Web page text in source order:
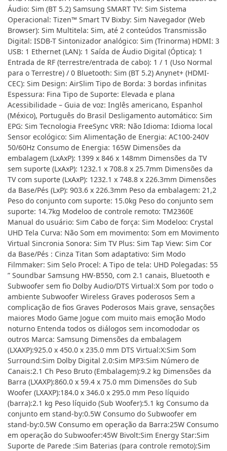
Áudio: Sim (BT 5.2) Samsung SMART TV: Sim Sistema
Operacional: Tizen™ Smart TV Bixby: Sim Navegador (Web
Browser): Sim Multitela: Sim, até 2 conteúdos Transmissão
Digital: ISDB-T Sintonizador analógico: Sim (Trinorma) HDMI: 3
USB: 1 Ethernet (LAN): 1 Saída de Áudio Digital (Óptica): 1
Entrada de RF (terrestre/entrada de cabo): 1 / 1 (Uso Normal
para o Terrestre) / 0 Bluetooth: Sim (BT 5.2) Anynet+ (HDMI-
CEC): Sim Design: AirSlim Tipo de Borda: 3 bordas infinitas
Espessura: Fina Tipo de Suporte: Elevada e plana
Acessibilidade – Guia de voz: Inglês americano, Espanhol
(México), Português do Brasil Desligamento automático: Sim
EPG: Sim Tecnologia FreeSync VRR: Não Idioma: Idioma local
Sensor ecológico: Sim Alimentação de Energia: AC100-240V
50/60Hz Consumo de Energia: 165W Dimensões da
embalagem (LxAxP): 1399 x 846 x 148mm Dimensões da TV
sem suporte (LxAxP): 1232.1 x 708.8 x 25.7mm Dimensões da
TV com suporte (LxAxP): 1232.1 x 748.8 x 226.3mm Dimensões
da Base/Pés (LxP): 903.6 x 226.3mm Peso da embalagem: 21,2
Peso do conjunto com suporte: 15.0kg Peso do conjunto sem
suporte: 14.7kg Modeloo de controle remoto: TM2360E
Manual do usuário: Sim Cabo de força: Sim Modeloo: Crystal
UHD Tela Curva: Não Som em movimento: Som em Movimento
Virtual Sincronia Sonora: Sim TV Plus: Sim Tap View: Sim Cor
da Base/Pés : Cinza Titan Som adaptativo: Sim Modo
Filmmaker: Sim Selo Procel: A Tipo de tela: UHD Polegadas: 55
” Soundbar Samsung HW-B550, com 2.1 canais, Bluetooth e
Subwoofer sem fio Dolby Audio/DTS Virtual:X Som por todo o
ambiente Subwoofer Wireless Graves poderosos Sem a
complicação de fios Graves Poderosos Mais grave, sensações
maiores Modo Game Jogue com muito mais emoção Modo
noturno Entenda todos os diálogos sem incomododar os
outros Marca: Samsung Dimensões da embalagem
(LXAXP):925.0 x 450.0 x 235.0 mm DTS Virtual:X:Sim Som
Surround:Sim Dolby Digital 2.0:Sim MP3:Sim Número de
Canais:2.1 Ch Peso Bruto (Embalagem):9.2 kg Dimensões da
Barra (LXAXP):860.0 x 59.4 x 75.0 mm Dimensões do Sub
Woofer (LXAXP):184.0 x 346.0 x 295.0 mm Peso líquido
(barra):2.1 kg Peso líquido (Sub Woofer):5.1 kg Consumo da
conjunto em stand-by:0.5W Consumo do Subwoofer em
stand-by:0.5W Consumo em operação da Barra:25W Consumo
em operação do Subwoofer:45W Bivolt:Sim Energy Star:Sim
Suporte de Parede :Sim Baterias (para controle remoto):Sim